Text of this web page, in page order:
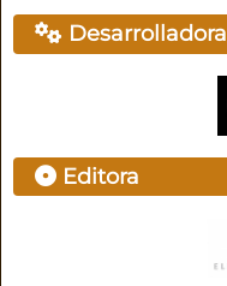
Desarrolladora
Editora